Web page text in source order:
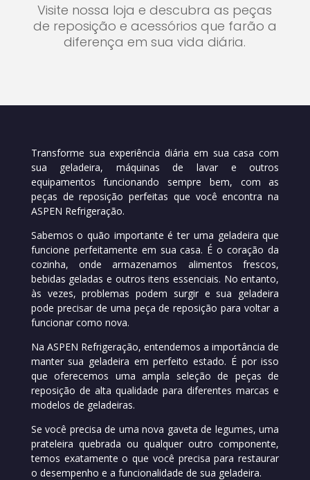
Visite nossa loja e descubra as peças
de reposição e acessórios que farão a
diferença em sua vida diária.
Transforme sua experiência diária em sua casa com
sua geladeira, máquinas de lavar e outros
equipamentos funcionando sempre bem, com as
peças de reposição perfeitas que você encontra na
ASPEN Refrigeração.
Sabemos o quão importante é ter uma geladeira que
funcione perfeitamente em sua casa. É o coração da
cozinha, onde armazenamos alimentos frescos,
bebidas geladas e outros itens essenciais. No entanto,
às vezes, problemas podem surgir e sua geladeira
pode precisar de uma peça de reposição para voltar a
funcionar como nova.
Na ASPEN Refrigeração, entendemos a importância de
manter sua geladeira em perfeito estado. É por isso
que oferecemos uma ampla seleção de peças de
reposição de alta qualidade para diferentes marcas e
modelos de geladeiras.
Se você precisa de uma nova gaveta de legumes, uma
prateleira quebrada ou qualquer outro componente,
temos exatamente o que você precisa para restaurar
o desempenho e a funcionalidade de sua geladeira.